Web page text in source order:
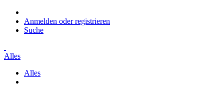
Anmelden oder registrieren
Suche
Alles
Alles